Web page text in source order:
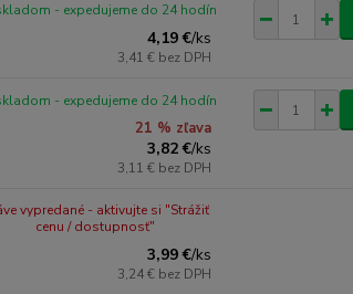
4,19 €/ks
3,41 € bez DPH
- expedujeme do 24 hodín
21 % zľava
3,82 €/ks
3,11 € bez DPH
- expedujeme do 24 hodín
3,99 €/ks
3,24 € bez DPH
vypredané - aktivujte si "Strážiť
cenu / dostupnosť"